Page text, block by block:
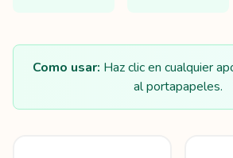
Como usar: Haz clic en cualquier
al portapapeles.